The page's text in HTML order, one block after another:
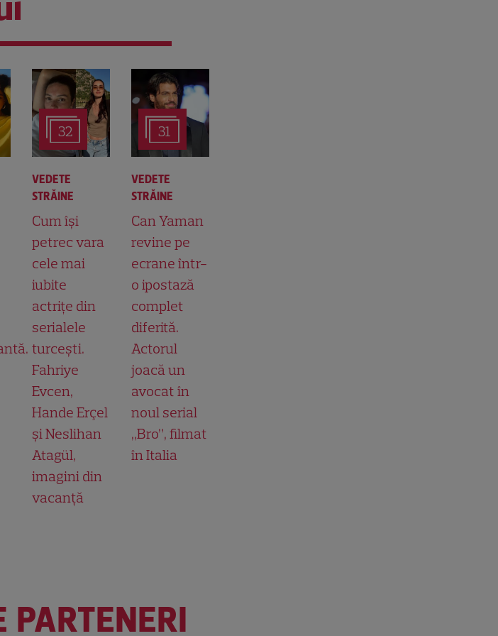
32
VEDETE
STRĂINE
Cum își
petrec vara
cele mai
iubite
actrițe din
serialele
turcești.
Fahriye
Evcen,
Hande Erçel
și Neslihan
Atagül,
imagini din
vacanță
31
VEDETE
STRĂINE
Can Yaman
revine pe
ecrane într-
o ipostază
complet
diferită.
Actorul
joacă un
avocat în
noul serial
„Bro”, filmat
în Italia
PARTENERI